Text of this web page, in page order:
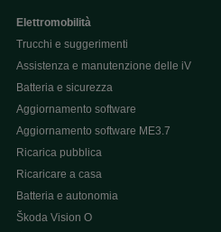
Elettromobilità
Trucchi e suggerimenti
Assistenza e manutenzione delle iV
Batteria e sicurezza
Aggiornamento software
Aggiornamento software ME3.7
Ricarica pubblica
Ricaricare a casa
Batteria e autonomia
Škoda Vision O